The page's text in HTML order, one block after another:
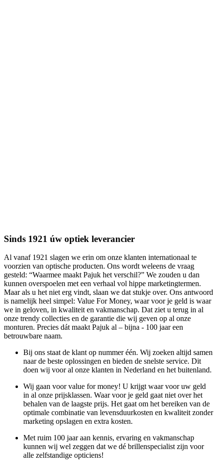
Sinds 1921 úw optiek leverancier
Al vanaf 1921 slagen we erin om onze klanten internationaal te
voorzien van optische producten. Ons wordt weleens de vraag
gesteld: “Waarmee maakt Pajuk het verschil?” We zouden u dan
kunnen overspoelen met een verhaal vol hippe marketingtermen.
Maar als u het niet erg vindt, slaan we dat stukje over. Ons antwoord
is namelijk heel simpel: Value For Money, waar voor je geld is waar
we in geloven, in kwaliteit en vakmanschap. Dat ziet u terug in al
onze trendy collecties en de garantie die wij geven op al onze
monturen. Precies dát maakt Pajuk al – bijna - 100 jaar een
betrouwbare naam.
Bij ons staat de klant op nummer één. Wij zoeken altijd samen
naar de beste oplossingen en bieden de snelste service. Dit
doen wij voor al onze klanten in Nederland en het buitenland.
Wij gaan voor value for money! U krijgt waar voor uw geld
in al onze prijsklassen. Waar voor je geld gaat niet over het
behalen van de laagste prijs. Het gaat om het bereiken van de
optimale combinatie van levensduurkosten en kwaliteit zonder
marketing opslagen en extra kosten.
Met ruim 100 jaar aan kennis, ervaring en vakmanschap
kunnen wij wel zeggen dat we dé brillenspecialist zijn voor
alle zelfstandige opticiens!